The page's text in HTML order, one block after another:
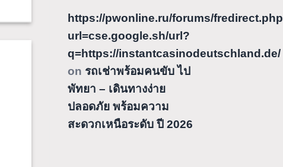
https://pwonline.ru/forums/
url=cse.google.sh/url?
q=https://instantcasinodeutschland.de/
on รถเช่าพร้อมคนขับ ไป
พัทยา – เดินทางง่าย
ปลอดภัย พร้อมความ
สะดวกเหนือระดับ ปี 2026